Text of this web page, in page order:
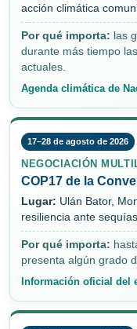
acción climática
Por qué importa: las
durante más tiempo
actuales.
Agenda climática de
17–28 de agosto de 2026
NEGOCIACIÓN
COP17 de la
Lugar: Ulán Bator,
resiliencia ante
Por qué importa:
presenta algún grado
Información oficial del